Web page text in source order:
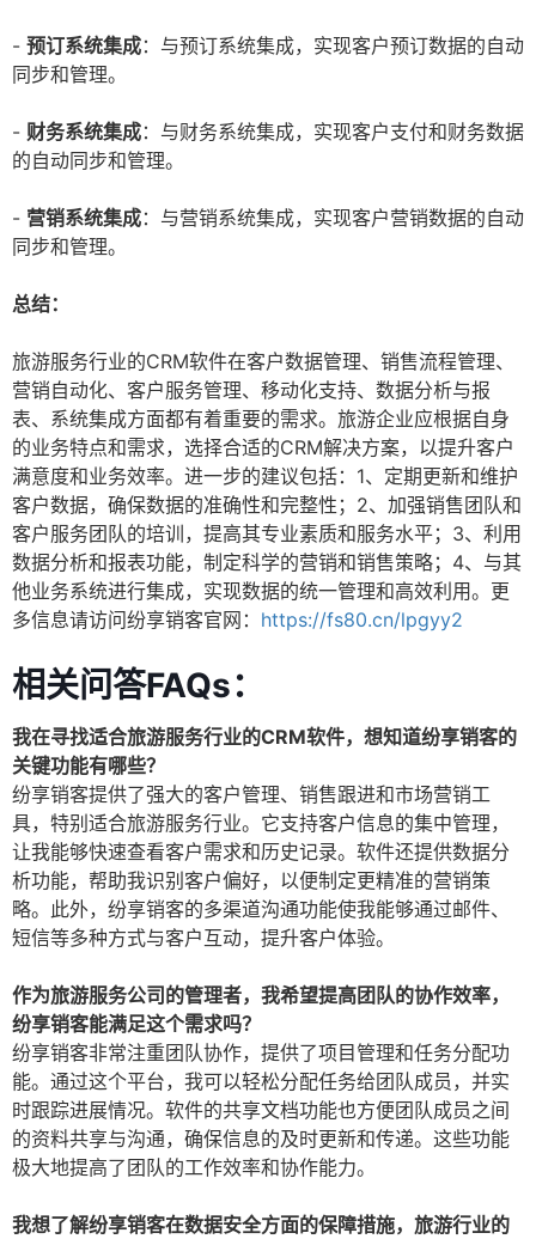
- 预订系统集成：与预订系统集成，实现客户预订数据的自动
同步和管理。
- 财务系统集成：与财务系统集成，实现客户支付和财务数据
的自动同步和管理。
- 营销系统集成：与营销系统集成，实现客户营销数据的自动
同步和管理。
总结：
旅游服务行业的CRM软件在客户数据管理、销售流程管理、
营销自动化、客户服务管理、移动化支持、数据分析与报
表、系统集成方面都有着重要的需求。旅游企业应根据自身
的业务特点和需求，选择合适的CRM解决方案，以提升客户
满意度和业务效率。进一步的建议包括：1、定期更新和维护
客户数据，确保数据的准确性和完整性；2、加强销售团队和
客户服务团队的培训，提高其专业素质和服务水平；3、利用
数据分析和报表功能，制定科学的营销和销售策略；4、与其
他业务系统进行集成，实现数据的统一管理和高效利用。更
多信息请访问纷享销客官网： https://fs80.cn/lpgyy2
相关问答FAQs：
我在寻找适合旅游服务行业的CRM软件，想知道纷享销客的
关键功能有哪些？
纷享销客提供了强大的客户管理、销售跟进和市场营销工
具，特别适合旅游服务行业。它支持客户信息的集中管理，
让我能够快速查看客户需求和历史记录。软件还提供数据分
析功能，帮助我识别客户偏好，以便制定更精准的营销策
略。此外，纷享销客的多渠道沟通功能使我能够通过邮件、
短信等多种方式与客户互动，提升客户体验。
作为旅游服务公司的管理者，我希望提高团队的协作效率，
纷享销客能满足这个需求吗？
纷享销客非常注重团队协作，提供了项目管理和任务分配功
能。通过这个平台，我可以轻松分配任务给团队成员，并实
时跟踪进展情况。软件的共享文档功能也方便团队成员之间
的资料共享与沟通，确保信息的及时更新和传递。这些功能
极大地提高了团队的工作效率和协作能力。
我想了解纷享销客在数据安全方面的保障措施，旅游行业的